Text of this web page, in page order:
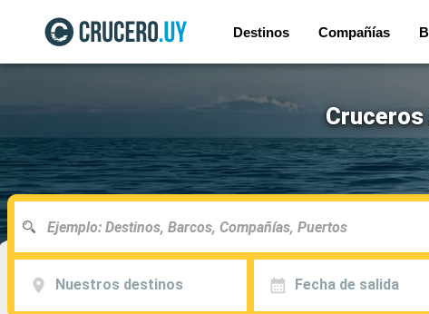
Destinos Compañías
Cruceros
Nuestros destinos Fecha de salida